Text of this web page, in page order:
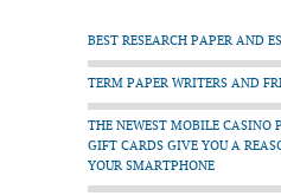
BEST RESEARCH PAPER AND
TERM PAPER WRITERS AND
THE NEWEST MOBILE CASINO
GIFT CARDS GIVE YOU A
YOUR SMARTPHONE